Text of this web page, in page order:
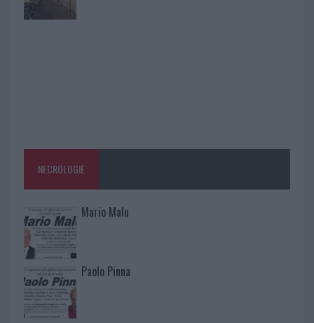
NECROLOGIE
Mario Malu
Paolo Pinna